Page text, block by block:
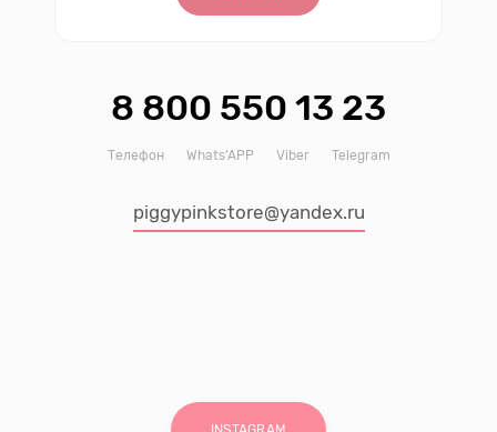
8 800 550 13 23
Телефон Whats’APP Viber Telegram
piggypinkstore@yandex.ru